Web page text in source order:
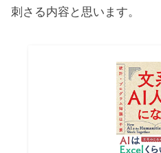
刺さる内容と思います。